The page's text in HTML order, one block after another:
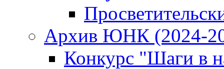
Архив ЮНК (2024-
Конкурс "Шаги в